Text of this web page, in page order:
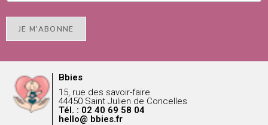
JE M'ABONNE
Bbies
15, rue des savoir-faire
44450 Saint Julien de Concelles
Tél. : 02 40 69 58 04
hello@ bbies.fr